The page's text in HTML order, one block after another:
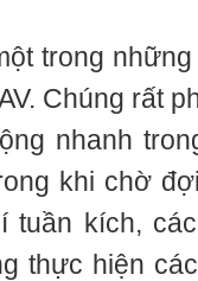
trong
Chúng rất
nhanh
khi chờ
tuần kích,
thực hiện